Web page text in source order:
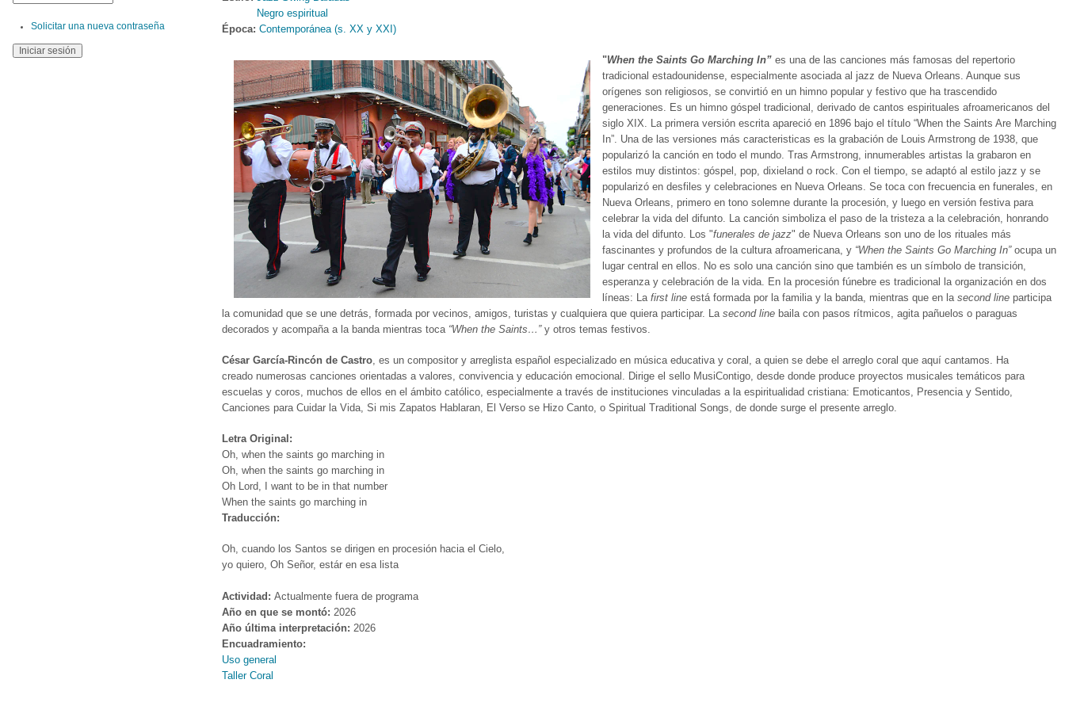
Negro espiritual
Época: Contemporánea (s. XX y XXI)
"When the Saints Go Marching In” es una de las canciones más famosas del repertorio
tradicional estadounidense, especialmente asociada al jazz de Nueva Orleans. Aunque sus
orígenes son religiosos, se convirtió en un himno popular y festivo que ha trascendido
generaciones. Es un himno góspel tradicional, derivado de cantos espirituales afroamericanos del
siglo XIX. La primera versión escrita apareció en 1896 bajo el título “When the Saints Are Marching
In”. Una de las versiones más caracteristicas es la grabación de Louis Armstrong de 1938, que
popularizó la canción en todo el mundo. Tras Armstrong, innumerables artistas la grabaron en
estilos muy distintos: góspel, pop, dixieland o rock. Con el tiempo, se adaptó al estilo jazz y se
popularizó en desfiles y celebraciones en Nueva Orleans. Se toca con frecuencia en funerales, en
Nueva Orleans, primero en tono solemne durante la procesión, y luego en versión festiva para
celebrar la vida del difunto. La canción simboliza el paso de la tristeza a la celebración, honrando
la vida del difunto.
Los "funerales de jazz" de Nueva Orleans son uno de los rituales más
fascinantes y profundos de la cultura afroamericana, y “When the Saints Go Marching In”ocupa un
lugar central en ellos. No es solo una canción sino que también es un símbolo de transición,
esperanza y celebración de la vida. En la procesión fúnebre es tradicional la organización en dos
líneas:
La first line está formada por la familia y la banda, mientras que en la second line participa
la comunidad que se une detrás, formada por vecinos, amigos, turistas y cualquiera que quiera participar. La second line baila con pasos rítmicos, agita pañuelos o paraguas
decorados y acompaña a la banda mientras toca “When the Saints…”y otros temas festivos.
César García-Rincón de Castro, es un compositor y arreglista español especializado en música educativa y coral, a quien se debe el arreglo coral que aquí cantamos. Ha
creado numerosas canciones orientadas a valores, convivencia y educación emocional. Dirige el sello MusiContigo, desde donde produce proyectos musicales temáticos para
escuelas y coros, muchos de ellos en el ámbito católico, especialmente a través de instituciones vinculadas a la espiritualidad cristiana: Emoticantos, Presencia y Sentido,
Canciones para Cuidar la Vida, Si mis Zapatos Hablaran, El Verso se Hizo Canto, o Spiritual Traditional Songs, de donde surge el presente arreglo.
Letra Original:
Oh, when the saints go marching in
Oh, when the saints go marching in
Oh Lord, I want to be in that number
When the saints go marching in
Traducción:
Oh, cuando los Santos se dirigen en procesión hacia el Cielo,
yo quiero, Oh Señor, estár en esa lista
Actividad: Actualmente fuera de programa
Año en que se montó: 2026
Año última interpretación: 2026
Encuadramiento:
Uso general
Taller Coral
Solicitar una nueva contraseña